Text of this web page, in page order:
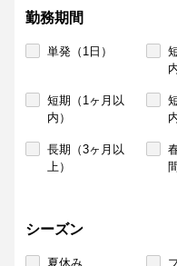
勤務期間
単発（1日）
短期（1ヶ月以
内）
長期（3ヶ月以
上）
シーズン
夏休み